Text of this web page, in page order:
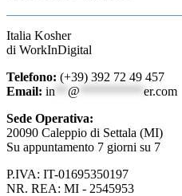
Italia Kosher
di WorkInDigital
Telefono: (+39) 392 72 49 457
Email: in @
er.com
Sede Operativa:
20090 Caleppio di Settala (MI)
Su appuntamento 7 giorni su 7
P.IVA: IT-01695350197
NR. REA: MI - 2545953